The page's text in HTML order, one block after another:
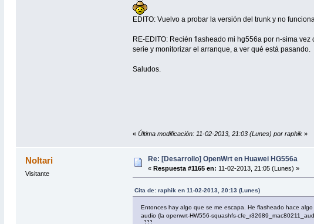
EDITO: Vuelvo a probar la versión del trunk y no
RE-EDITO: Recién flasheado mi hg556a por n-sima
serie y monitorizar el arranque, a ver qué está pasando.
Saludos.
«Última modificación: 11-02-2013, 21:03 (Lunes) por raphik »
Noltari
Visitante
Re: [Desarrollo] OpenWrt en Huawei HG556a
« Respuesta #1165 en: 11-02-2013, 21:05 (Lunes) »
Cita de: raphik en 11-02-2013, 20:13 (Lunes)
Entonces hay algo que se me escapa. He flasheado hace
audio (la openwrt-HW556-squashfs-